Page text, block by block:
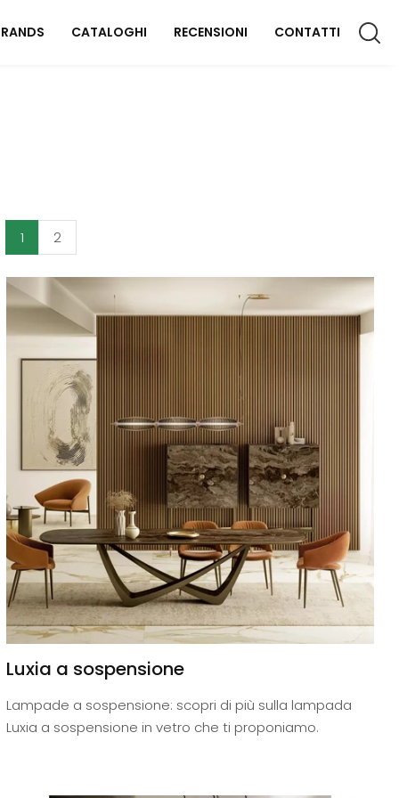
Ufficio
Giardino
CATALOGHI RECENSIONI CONTATTI
1 2
Luxia a sospensione
Lampade a sospensione: scopri di più sulla lampada
Luxia a sospensione in vetro che ti proponiamo.